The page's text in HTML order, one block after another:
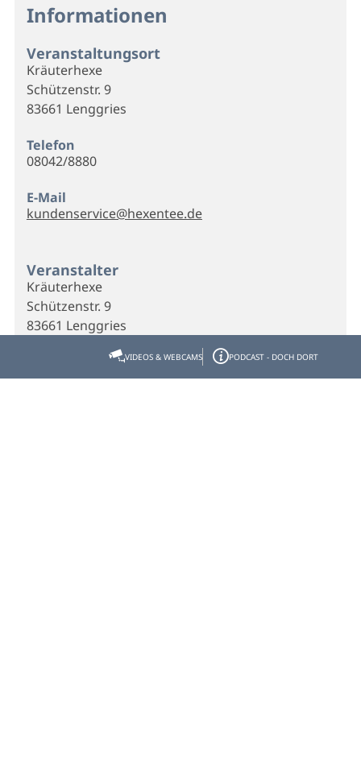
Informationen
Veranstaltungsort
Kräuterhexe
Schützenstr. 9
83661 Lenggries
Telefon
08042/8880
E-Mail
kundenservice@hexentee.de
Veranstalter
Kräuterhexe
Schützenstr. 9
83661 Lenggries
08042/8880
VIDEOS & WEBCAMS PODCAST - DOCH DORT